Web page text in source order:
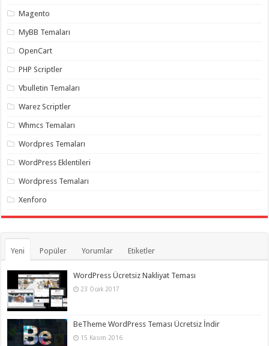
Magento
MyBB Temaları
OpenCart
PHP Scriptler
Vbulletin Temaları
Warez Scriptler
Whmcs Temaları
Wordpres Temaları
WordPress Eklentileri
Wordpress Temaları
Xenforo
Yeni Popüler Yorumlar Etiketler
WordPress Ücretsiz Nakliyat Teması
23 Ocak 2017
BeTheme WordPress Teması Ücretsiz İndir
15 Kasım 2016